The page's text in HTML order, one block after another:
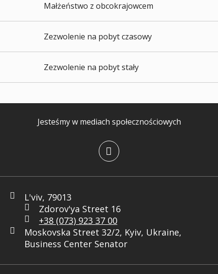
Małżeństwo z obcokrajowcem
Zezwolenie na pobyt czasowy
Zezwolenie na pobyt stały
Jesteśmy w mediach społecznościowych
L'viv, 79013
Zdorov'ya Street 16
+38 (073) 923 37 00
Moskovska Street 32/2, Kyiv, Ukraine,
Business Center Senator